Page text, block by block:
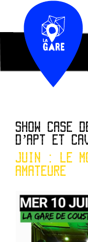
SHOW CASE
D’APT ET
JUIN : LE
AMATEURE